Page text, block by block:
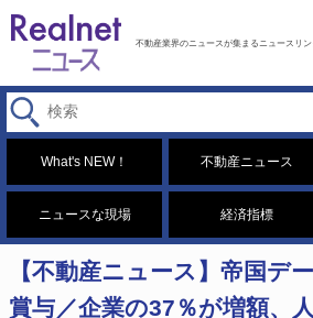
不動産業界のニュースが集まるニュースリン
What's NEW！ 不動産ニュース
ニュースな現場 経済指標
【不動産ニュース】帝国
賞与／企業の37％が増額、